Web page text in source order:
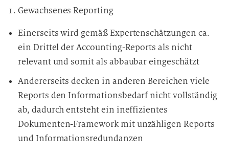
Gewachsenes Reporting
Einerseits wird gemäß Expertenschätzungen ca.
ein Drittel der Accounting-Reports als nicht
relevant und somit als abbaubar eingeschätzt
Andererseits decken in anderen Bereichen viele
Reports den Informationsbedarf nicht vollständig
ab, dadurch entsteht ein ineffizientes
Dokumenten-Framework mit unzähligen Reports
und Informationsredundanzen